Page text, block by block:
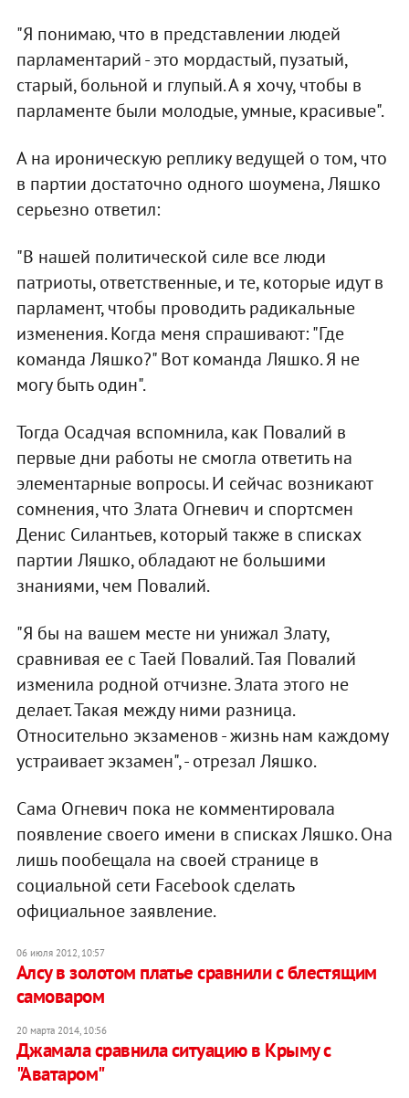
"Я понимаю, что в представлении людей
парламентарий - это мордастый, пузатый,
старый, больной и глупый. А я хочу, чтобы в
парламенте были молодые, умные, красивые".
А на ироническую реплику ведущей о том, что
в партии достаточно одного шоумена, Ляшко
серьезно ответил:
"В нашей политической силе все люди
патриоты, ответственные, и те, которые идут в
парламент, чтобы проводить радикальные
изменения. Когда меня спрашивают: "Где
команда Ляшко?" Вот команда Ляшко. Я не
могу быть один".
Тогда Осадчая вспомнила, как Повалий в
первые дни работы не смогла ответить на
элементарные вопросы. И сейчас возникают
сомнения, что Злата Огневич и спортсмен
Денис Силантьев, который также в списках
партии Ляшко, обладают не большими
знаниями, чем Повалий.
"Я бы на вашем месте ни унижал Злату,
сравнивая ее с Таей Повалий. Тая Повалий
изменила родной отчизне. Злата этого не
делает. Такая между ними разница.
Относительно экзаменов - жизнь нам каждому
устраивает экзамен", - отрезал Ляшко.
Сама Огневич пока не комментировала
появление своего имени в списках Ляшко. Она
лишь пообещала на своей странице в
социальной сети Facebook сделать
официальное заявление.
06 июля 2012, 10:57
Алсу в золотом платье сравнили с блестящим
самоваром
20 марта 2014, 10:56
Джамала сравнила ситуацию в Крыму с
"Аватаром"